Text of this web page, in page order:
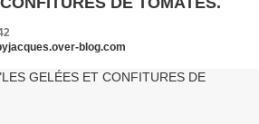
blog.com